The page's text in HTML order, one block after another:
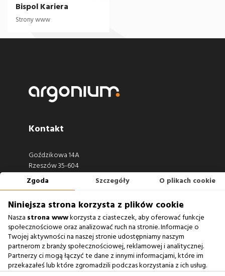
Bispol Kariera
Strony www
Kontakt
Goździkowa 14A
Rzeszów 35-604
660 722 441
Zobacz również
Agencja Interaktywna
Zgoda Szczegóły O plikach cookie
Niniejsza strona korzysta z plików cookie
Nasza strona wwwkorzysta z ciasteczek, aby oferować funkcje
społecznościowe oraz analizować ruch na stronie. Informacje o
Twojej aktywności na naszej stronie udostępniamy naszym
partnerom z branży społecznościowej, reklamowej i analitycznej.
Partnerzy ci mogą łączyć te dane z innymi informacjami, które im
przekazałeś lub które zgromadzili podczas korzystania z ich usług.